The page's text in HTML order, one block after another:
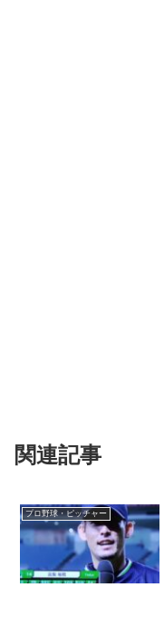
関連記事
プロ野球・ピッチャー